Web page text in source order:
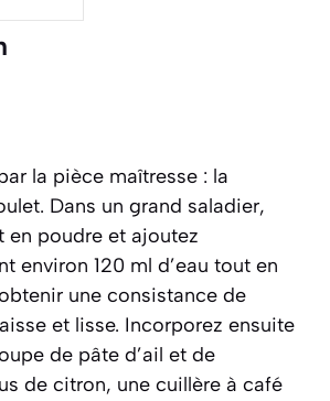
la pièce maîtresse : la
Dans un grand saladier,
en poudre et ajoutez
environ 120 ml d’eau tout en
une consistance de
et lisse. Incorporez ensuite
de pâte d’ail et de
de citron, une cuillère à café